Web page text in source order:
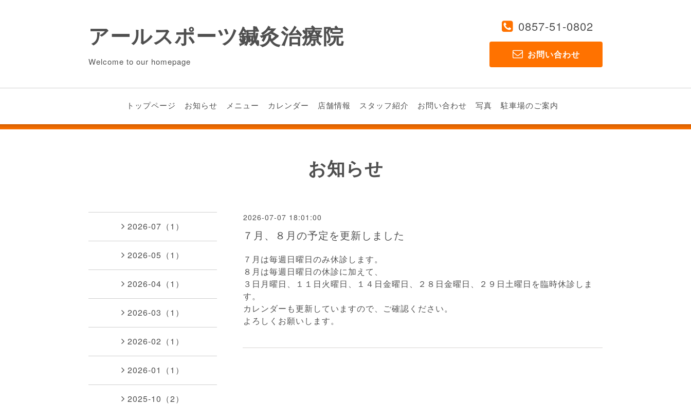
0857-51-0802
お問い合わせ
アールスポーツ鍼灸治療院
Welcome to our homepage
トップページ お知らせ メニュー カレンダー 店舗情報 スタッフ紹介 お問い合わせ 写真 駐車場のご案内
お知らせ
2026-07-07 18:01:00
７月、８月の予定を更新しました
７月は毎週日曜日のみ休診します。
８月は毎週日曜日の休診に加えて、
３日月曜日、１１日火曜日、１４日金曜日、２８日金曜日、２９日土曜日を臨時休診しま
す。
カレンダーも更新していますので、ご確認ください。
よろしくお願いします。
2026-07（1）
2026-05（1）
2026-04（1）
2026-03（1）
2026-02（1）
2026-01（1）
2025-10（2）